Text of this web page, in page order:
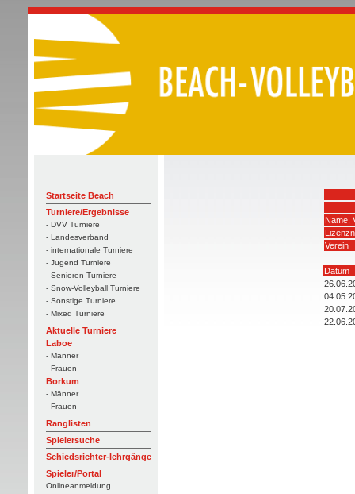
Startseite Beach
Turniere/Ergebnisse
- DVV Turniere
- Landesverband
- internationale Turniere
- Jugend Turniere
- Senioren Turniere
- Snow-Volleyball Turniere
- Sonstige Turniere
- Mixed Turniere
Aktuelle Turniere
Laboe
- Männer
- Frauen
Borkum
- Männer
- Frauen
Ranglisten
Spielersuche
Schiedsrichter-lehrgänge
Spieler/Portal
Onlineanmeldung
Name,
Verein
Datum